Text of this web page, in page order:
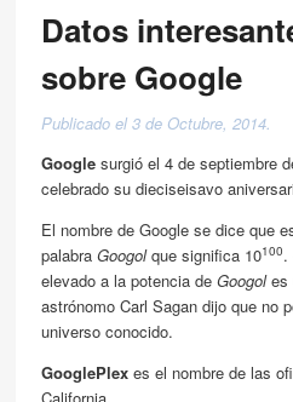
Datos
sobre Google
Publicado el 3 de Octubre, 2014.
Google surgió el 4 de septiembre
celebrado su dieciseisavo
El nombre de Google se dice que
palabraGoogolque significa 10100.
elevado a la potencia deGoogoles
astrónomo Carl Sagan dijo que no
universo conocido.
GooglePlex es el nombre de las